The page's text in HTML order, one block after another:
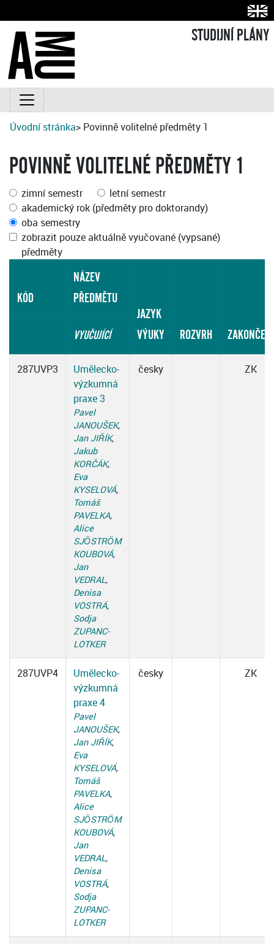
STUDIJNÍ PLÁNY
Úvodní stránka> Povinně volitelné předměty 1
POVINNĚ VOLITELNÉ PŘEDMĚTY 1
zimní semestr
letní semestr
akademický rok (předměty pro doktorandy)
oba semestry
zobrazit pouze aktuálně vyučované (vypsané)
předměty
KÓD
NÁZEV
PŘEDMĚTU
JAZYK
VÝUKY
ROZVRH ZAKONČENÍ
VYUČUJÍCÍ
287UVP3
Umělecko-
výzkumná
praxe 3
Pavel
JANOUŠEK,
Jan JIŘÍK,
Jakub
KORČÁK,
Eva
KYSELOVÁ,
Tomáš
PAVELKA,
Alice
SJÖSTRÖM
KOUBOVÁ,
Jan
VEDRAL,
Denisa
VOSTRÁ,
Sodja
ZUPANC-
LOTKER
česky ZK
287UVP4
Umělecko-
výzkumná
praxe 4
Pavel
JANOUŠEK,
Jan JIŘÍK,
Eva
KYSELOVÁ,
Tomáš
PAVELKA,
Alice
SJÖSTRÖM
KOUBOVÁ,
Jan
VEDRAL,
Denisa
VOSTRÁ,
Sodja
ZUPANC-
LOTKER
česky ZK